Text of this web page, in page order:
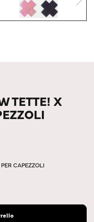
TETTE! X
CAPEZZOLI